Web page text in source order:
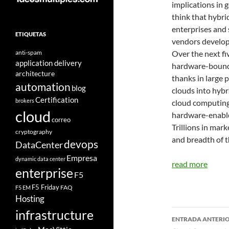
implications in
think that
enterprises and
vendors
Over the next
hardware-
thanks in large
clouds into
cloud
hardware-
Trillions in
and breadth of
read more
ENTRADA
ETIQUETAS
anti-spam
application delivery
architecture
automation blog
brokersCertification
cloud correo
cryptography
DataCenterdevops
dynamic data center Empresa
enterprise F5
F5 EM F5 Friday FAQ
Hosting
infrastructure